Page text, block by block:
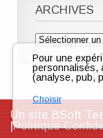
ARCHIVES
Archives
Un site BSoft
|Politique
Pour une
personnalisés,
(analyse, pub,
Choisir